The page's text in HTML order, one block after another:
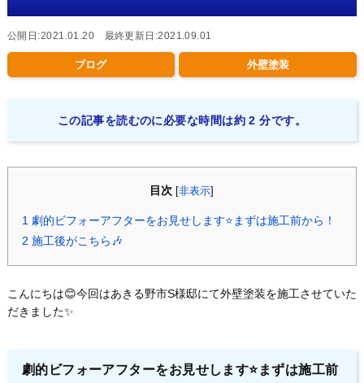
公開日:2021.01.20 最終更新日:2021.09.01
ブログ 外壁塗装
この記事を読むのに必要な時間は約 2 分です。
目次 [非表示
1劇的ビフォーアフターをお見せします⭐️まずは施工前から！
2 施工後がこちら🎶
こんにちは😊今回はあきる野市S様邸にて外壁塗装を施工させていた
だきました✨
劇的ビフォーアフターをお見せします⭐️まずは施工前